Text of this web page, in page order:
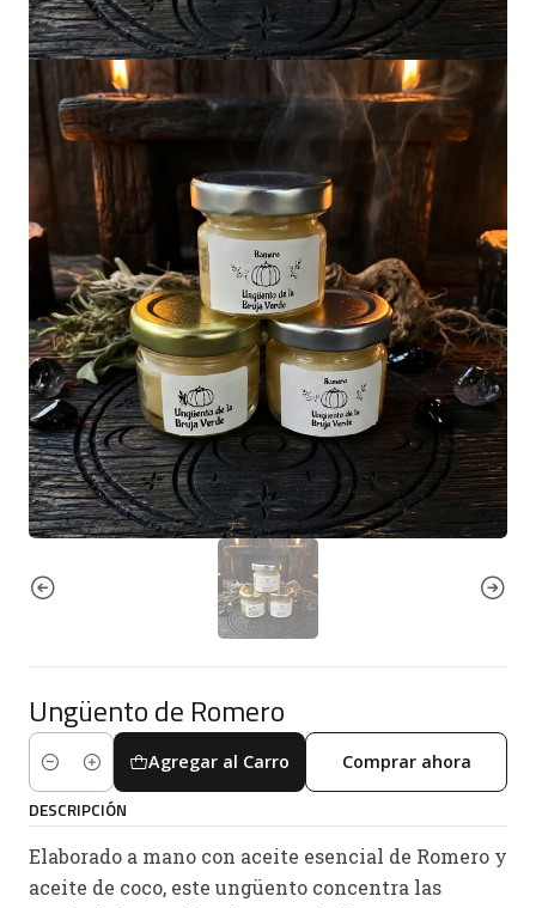
Ungüento de Romero
Cantidad
Agregar al Carro Comprar ahora
DESCRIPCIÓN
Elaborado a mano con aceite esencial de Romero y
aceite de coco, este ungüento concentra las